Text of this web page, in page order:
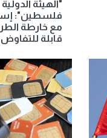
"الهيئة
فلسطين":
مع خارطة
قابلة للتفاوض